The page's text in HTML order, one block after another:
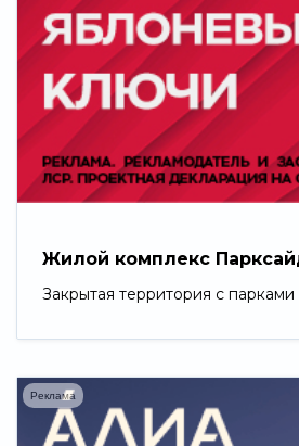
Политика конфиденциальности
Карта сайта
Жилой комплекс
Закрытая территория с
Реклама